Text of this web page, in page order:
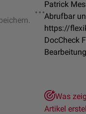
Patrick
Abrufbar
https://
DocCheck
Was
Artikel